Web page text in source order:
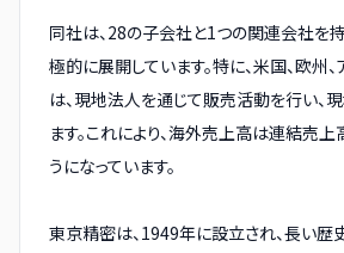
同社は、28の子会社と1つの関連会社を
極的に展開しています。特に、米国、欧州
は、現地法人を通じて販売活動を行い、
ます。これにより、海外売上高は連結売
うになっています。
東京精密は、1949年に設立され、長い歴